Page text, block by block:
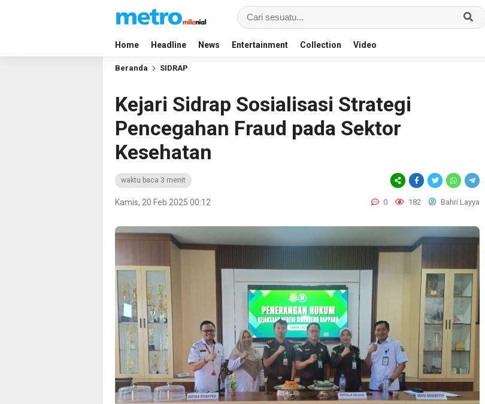
Home Headline News Entertainment Collection Video
Beranda SIDRAP
Kejari Sidrap Sosialisasi Strategi
Pencegahan Fraud pada Sektor
Kesehatan
waktu baca 3 menit
Kamis, 20 Feb 2025 00:12 0 182 Bahri Layya